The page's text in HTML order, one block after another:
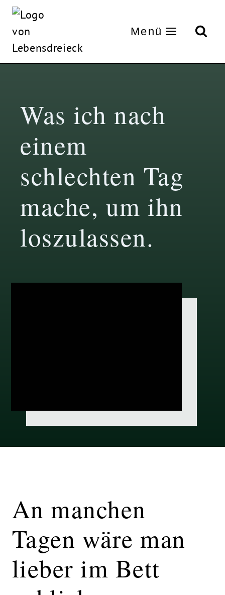
Zum
springen
Menü
Was ich nach
einem
schlechten Tag
mache, um ihn
loszulassen.
An manchen
Tagen wäre man
lieber im Bett